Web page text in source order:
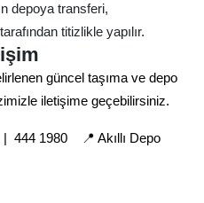
depoya transferi,
titizlikle yapılır.
güncel taşıma ve depo
iletişime geçebilirsiniz.
| 444 1980 📍 Akıllı Depo